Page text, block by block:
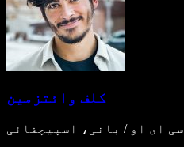
کلف وائتزمین
سی ای او / بانی، اسپیچفائی